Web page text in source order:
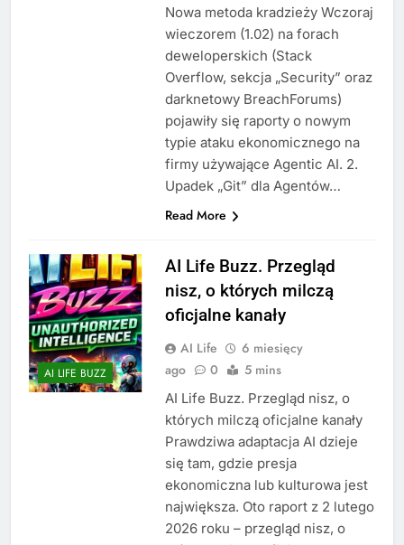
Nowa metoda kradzieży Wczoraj
wieczorem (1.02) na forach
deweloperskich (Stack
Overflow, sekcja „Security” oraz
darknetowy BreachForums)
pojawiły się raporty o nowym
typie ataku ekonomicznego na
firmy używające Agentic AI. 2.
Upadek „Git” dla Agentów…
Read More
AI LIFE BUZZ
AI Life Buzz. Przegląd
nisz, o których milczą
oficjalne kanały
AI Life
6 miesięcy
ago
0 5 mins
AI Life Buzz. Przegląd nisz, o
których milczą oficjalne kanały
Prawdziwa adaptacja AI dzieje
się tam, gdzie presja
ekonomiczna lub kulturowa jest
największa. Oto raport z 2 lutego
2026 roku – przegląd nisz, o